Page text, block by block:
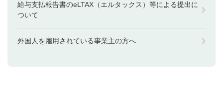
給与支払報告書のeLTAX（エルタックス）等による提出に
ついて
外国人を雇用されている事業主の方へ